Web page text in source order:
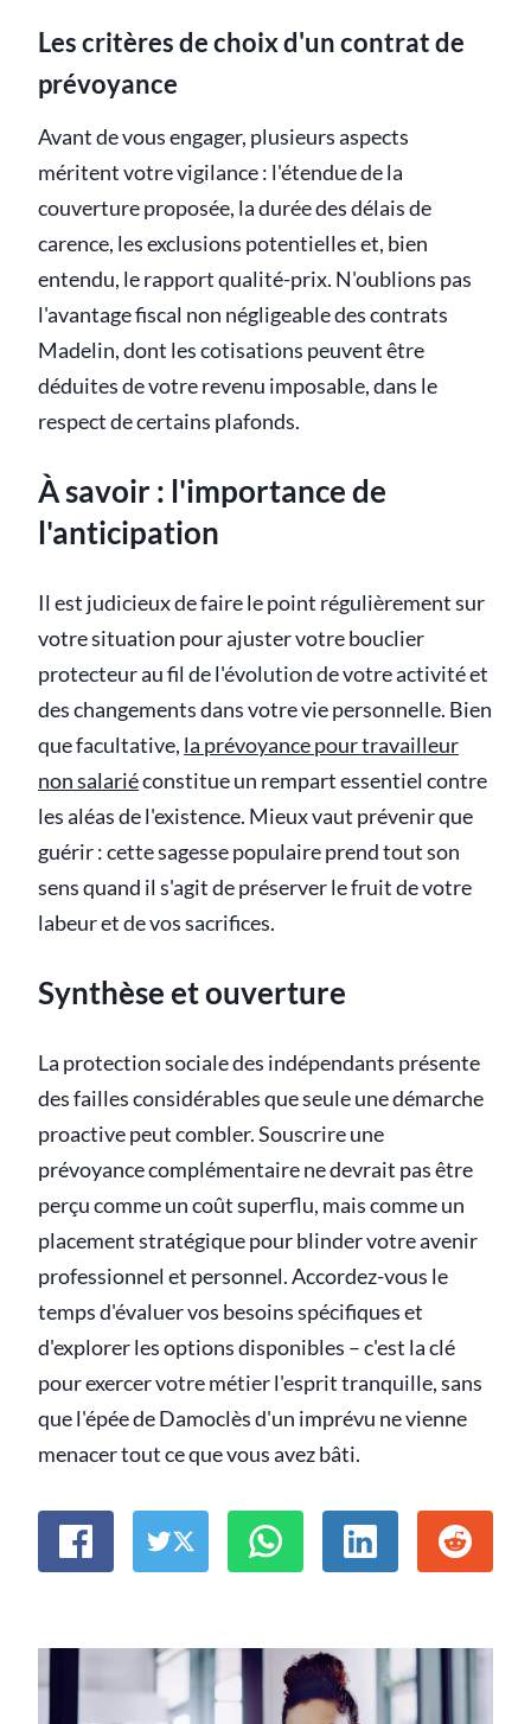
Les critères de choix d'un contrat de
prévoyance
Avant de vous engager, plusieurs aspects
méritent votre vigilance : l'étendue de la
couverture proposée, la durée des délais de
carence, les exclusions potentielles et, bien
entendu, le rapport qualité-prix. N'oublions pas
l'avantage fiscal non négligeable des contrats
Madelin, dont les cotisations peuvent être
déduites de votre revenu imposable, dans le
respect de certains plafonds.
À savoir : l'importance de
l'anticipation
Il est judicieux de faire le point régulièrement sur
votre situation pour ajuster votre bouclier
protecteur au fil de l'évolution de votre activité et
des changements dans votre vie personnelle. Bien
que facultative, la prévoyance pour travailleur
non salariéconstitue un rempart essentiel contre
les aléas de l'existence. Mieux vaut prévenir que
guérir : cette sagesse populaire prend tout son
sens quand il s'agit de préserver le fruit de votre
labeur et de vos sacrifices.
Synthèse et ouverture
La protection sociale des indépendants présente
des failles considérables que seule une démarche
proactive peut combler. Souscrire une
prévoyance complémentaire ne devrait pas être
perçu comme un coût superflu, mais comme un
placement stratégique pour blinder votre avenir
professionnel et personnel. Accordez-vous le
temps d'évaluer vos besoins spécifiques et
d'explorer les options disponibles – c'est la clé
pour exercer votre métier l'esprit tranquille, sans
que l'épée de Damoclès d'un imprévu ne vienne
menacer tout ce que vous avez bâti.